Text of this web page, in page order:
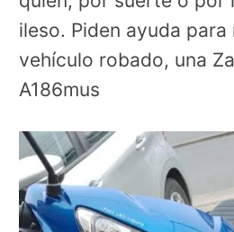
ileso. Piden ayuda
vehículo robado, una
A186mus